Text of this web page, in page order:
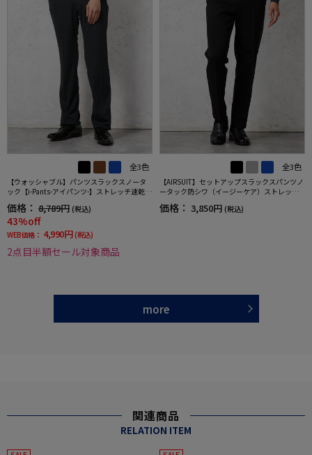
全3色
【ウォッシャブル】パンツスラックスノータ
ック【i-Pants-アイパンツ-】ストレッチ速乾ス
価格： 8,789円 (税込)
43%off
WEB価格： 4,990円 (税込)
2点目半額セール対象商品
全3色
【AIRSUIT】セットアップスラックスパンツノ
ータック防シワ（イージーケア）ストレッチ
価格： 3,850円 (税込)
more
関連商品
RELATION ITEM